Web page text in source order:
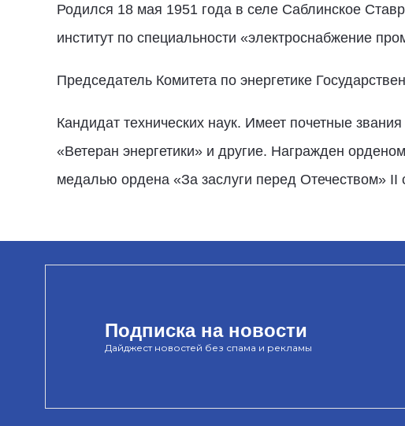
Родился 18 мая 1951 года в селе Саблинское
институт по специальности «электроснабжение
Председатель Комитета по энергетике
Кандидат технических наук. Имеет почетные
«Ветеран энергетики» и другие. Награжден
медалью ордена «За заслуги перед Отечеством» II
Подписка на новости
Дайджест новостей без спама и рекламы